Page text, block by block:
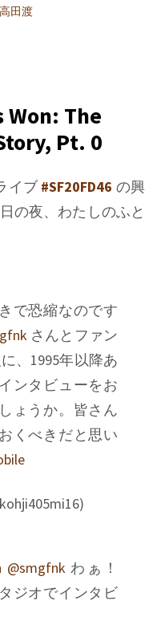
高田渡
Won: The
Pt. 0
イブ#SF20FD46 の興
の夜、わたしのふと
で恐縮なのです
さんとファン
、1995年以降あ
ンタビューをお
ょうか。皆さん
くべきだと思い
@smgfnk わぁ！
ジオでインタビ